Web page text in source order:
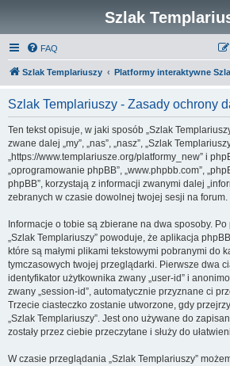
Szlak
FAQ
Szlak Templariuszy Platformy interaktywne
Szlak Templariuszy - Zasady ochrony
Ten tekst opisuje, w jaki sposób „Szlak
zwane dalej „my”, „nas”, „nasz”, „Szlak
„https://www.templariusze.org/platformy_new” i
„oprogramowanie phpBB”, „www.phpbb.com”,
phpBB”, korzystają z informacji zwanymi dalej
zebranych w czasie dowolnej twojej sesji na forum.
Informacje o tobie są zbierane na dwa sposoby.
„Szlak Templariuszy” powoduje, że aplikacja
które są małymi plikami tekstowymi pobranymi do
tymczasowych twojej przeglądarki. Pierwsze dwa
identyfikator użytkownika zwany „user-id” i
zwany „session-id”, automatycznie przyznane ci
Trzecie ciasteczko zostanie utworzone, gdy
„Szlak Templariuszy”. Jest ono używane do
zostały przez ciebie przeczytane i służy do
W czasie przeglądania „Szlak Templariuszy”